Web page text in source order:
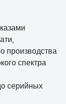
производства
спектра
серийных